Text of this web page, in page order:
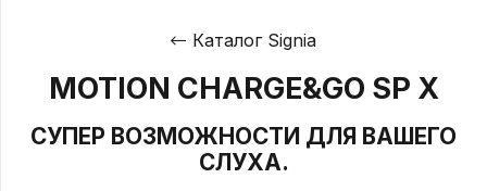
Каталог Signia
MOTION CHARGE&GO SP X
СУПЕР ВОЗМОЖНОСТИ ДЛЯ ВАШЕГО
СЛУХА.